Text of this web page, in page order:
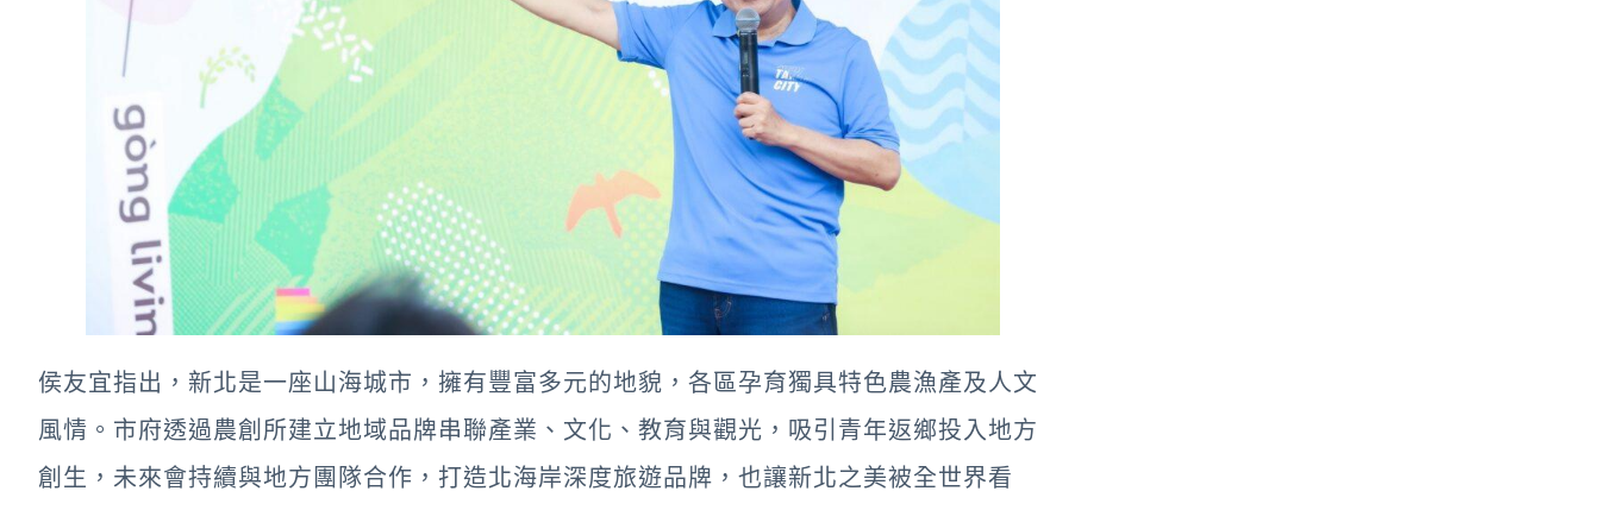
侯友宜指出，新北是一座山海城市，擁有豐富多元的地貌，各區孕育獨具特色農漁產及人文
風情。市府透過農創所建立地域品牌串聯產業、文化、教育與觀光，吸引青年返鄉投入地方
創生，未來會持續與地方團隊合作，打造北海岸深度旅遊品牌，也讓新北之美被全世界看